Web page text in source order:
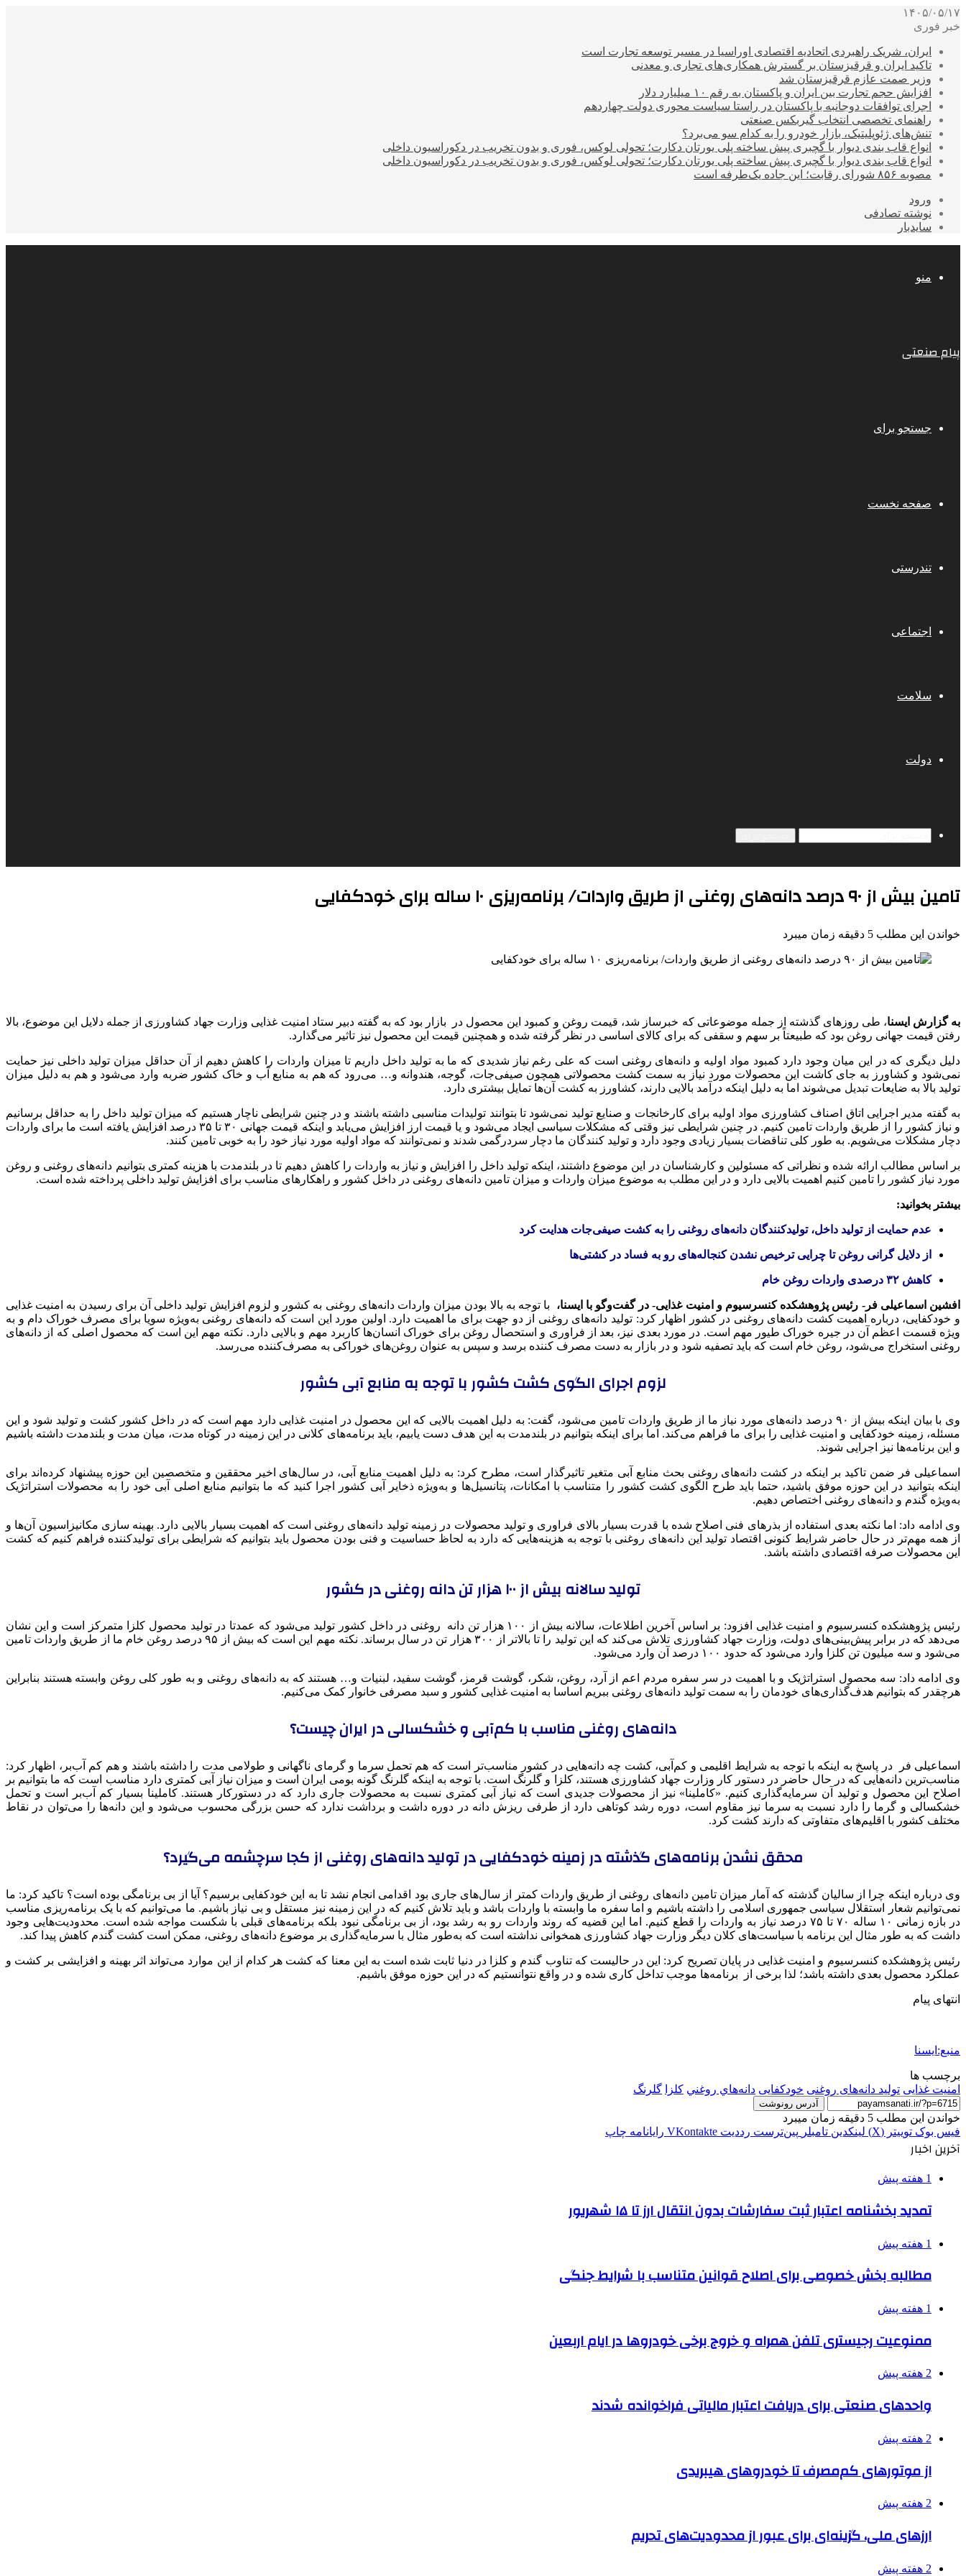
۱۴۰۵/۰۵/۱۷
خبر فوری
ایران، شریک راهبردی اتحادیه اقتصادی اوراسیا در مسیر توسعه تجارت است
تاکید ایران و قرقیزستان بر گسترش همکاری‌های تجاری و معدنی
وزیر صمت عازم قرقیزستان شد
افزایش حجم تجارت بین ایران و پاکستان به رقم ۱۰ میلیارد دلار
اجرای توافقات دوجانبه با پاکستان در راستا سیاست محوری دولت چهاردهم
راهنمای تخصصی انتخاب گیربکس صنعتی
تنش‌های ژئوپلیتیک، بازار خودرو را به کدام سو می‌برد؟
انواع قاب بندی دیوار با گچبری پیش ساخته پلی یورتان دکارت؛ تحولی لوکس، فوری و بدون تخریب در دکوراسیون داخلی
انواع قاب بندی دیوار با گچبری پیش ساخته پلی یورتان دکارت؛ تحولی لوکس، فوری و بدون تخریب در دکوراسیون داخلی
مصوبه ۸۵۶ شورای رقابت؛ این جاده یک‌طرفه است
ورود
نوشته تصادفی
سایدبار
منو
پیام صنعتی
جستجو برای
صفحه نخست
تندرستی
اجتماعی
سلامت
دولت
تامین بیش از ۹۰ درصد دانه‌های روغنی از طریق واردات/ برنامه‌ریزی ۱۰ ساله برای خودکفایی
خواندن این مطلب 5 دقیقه زمان میبرد
به گزارش ایسنا، طی روزهای گذشته از جمله موضوعاتی که خبرساز شد، قیمت روغن و کمبود این محصول در بازار بود که به گفته دبیر ستاد امنیت غذایی وزارت جهاد کشاورزی از جمله دلایل این موضوع، بالا
رفتن قیمت جهانی روغن بود که طبیعتاً بر سهم و سقفی که برای کالای اساسی در نظر گرفته شده و همچنین قیمت این محصول نیز تاثیر می‌گذارد.
دلیل دیگری که در این میان وجود دارد کمبود مواد اولیه و دانه‌های روغنی است که علی رغم نیاز شدیدی که ما به تولید داخل داریم تا میزان واردات را کاهش دهیم از آن حداقل میزان تولید داخلی نیز حمایت
نمی‌شود و کشاورز به جای کاشت این محصولات مورد نیاز به سمت کشت محصولاتی همچون صیفی‌جات، گوجه، هندوانه و… می‌رود که هم به منابع آب و خاک کشور ضربه وارد می‌شود و هم به دلیل میزان
تولید بالا به ضایعات تبدیل می‌شوند اما به دلیل اینکه درآمد بالایی دارند، کشاورز به کشت آن‌ها تمایل بیشتری دارد.
به گفته مدیر اجرایی اتاق اصناف کشاورزی مواد اولیه برای کارخانجات و صنایع تولید نمی‌شود تا بتوانند تولیدات مناسبی داشته باشند و در چنین شرایطی ناچار هستیم که میزان تولید داخل را به حداقل برسانیم
و نیاز کشور را از طریق واردات تامین کنیم. در چنین شرایطی نیز وقتی که مشکلات سیاسی ایجاد می‌شود و یا قیمت ارز افزایش می‌یابد و اینکه قیمت جهانی ۳۰ تا ۳۵ درصد افزایش یافته است ما برای واردات
دچار مشکلات می‌شویم. به طور کلی تناقضات بسیار زیادی وجود دارد و تولید کنندگان ما دچار سردرگمی شدند و نمی‌توانند که مواد اولیه مورد نیاز خود را به خوبی تامین کنند.
بر اساس مطالب ارائه شده و نظراتی که مسئولین و کارشناسان در این موضوع داشتند، اینکه تولید داخل را افزایش و نیاز به واردات را کاهش دهیم تا در بلندمدت با هزینه کمتری بتوانیم دانه‌های روغنی و روغن
مورد نیاز کشور را تامین کنیم اهمیت بالایی دارد و در این مطلب به موضوع میزان واردات و میزان تامین دانه‌های روغنی در داخل کشور و راهکارهای مناسب برای افزایش تولید داخلی پرداخته شده است.
بیشتر بخوانید:
عدم حمایت از تولید داخل، تولیدکنندگان دانه‌های روغنی را به کشت صیفی‌جات هدایت کرد
از دلایل گرانی روغن تا چرایی ترخیص نشدن کنجاله‌های رو به فساد در کشتی‌ها
کاهش ۳۲ درصدی واردات روغن خام
افشین اسماعیلی فر- رئیس پژوهشکده کنسرسیوم و امنیت غذایی- در گفت‌وگو با ایسنا،
با توجه به بالا بودن میزان واردات دانه‌های روغنی به کشور و لزوم افزایش تولید داخلی آن برای رسیدن به امنیت غذایی
و خودکفایی، درباره اهمیت کشت دانه‌های روغنی در کشور اظهار کرد: تولید دانه‌های روغنی از دو جهت برای ما اهمیت دارد. اولین مورد این است که دانه‌های روغنی به‌ویژه سویا برای مصرف خوراک دام و به
ویژه قسمت اعظم آن در جیره خوراک طیور مهم است. در مورد بعدی نیز، بعد از فراوری و استحصال روغن برای خوراک انسان‌ها کاربرد مهم و بالایی دارد. نکته مهم این است که محصول اصلی که از دانه‌های
روغنی استخراج می‌شود، روغن خام است که باید تصفیه شود و در بازار به دست مصرف کننده برسد و سپس به عنوان روغن‌های خوراکی به مصرف‌کننده می‌رسد.
لزوم اجرای الگوی کشت کشور با توجه به منابع آبی کشور
وی با بیان اینکه بیش از ۹۰ درصد دانه‌های مورد نیاز ما از طریق واردات تامین می‌شود، گفت: به دلیل اهمیت بالایی که این محصول در امنیت غذایی دارد مهم است که در داخل کشور کشت و تولید شود و این
مسئله، زمینه خودکفایی و امنیت غذایی را برای ما فراهم می‌کند. اما برای اینکه بتوانیم در بلندمدت به این هدف دست یابیم، باید برنامه‌های کلانی در این زمینه در کوتاه مدت، میان مدت و بلندمدت داشته باشیم
و این برنامه‌ها نیز اجرایی شوند.
اسماعیلی فر ضمن تاکید بر اینکه در کشت دانه‌های روغنی بحث منابع آبی متغیر تاثیرگذار است، مطرح کرد: به دلیل اهمیت منابع آبی، در سال‌های اخیر محققین و متخصصین این حوزه پیشنهاد کرده‌اند برای
اینکه بتوانید در این حوزه موفق باشید، حتما باید طرح الگوی کشت کشور را متناسب با امکانات، پتانسیل‌ها و به‌ویژه ذخایر آبی کشور اجرا کنید که ما بتوانیم منابع اصلی آبی خود را به محصولات استراتژیک
به‌ویژه گندم و دانه‌های روغنی اختصاص دهیم.
وی ادامه داد: اما نکته بعدی استفاده از بذرهای فنی اصلاح شده با قدرت بسیار بالای فراوری و تولید محصولات در زمینه تولید دانه‌های روغنی است که اهمیت بسیار بالایی دارد. بهینه سازی مکانیزاسیون آن‌ها و
از همه مهم‌تر در حال حاضر شرایط کنونی اقتصاد تولید این دانه‌های روغنی با توجه به هزینه‌هایی که دارد به لحاظ حساسیت و فنی بودن محصول باید بتوانیم که شرایطی برای تولیدکننده فراهم کنیم که کشت
این محصولات صرفه اقتصادی داشته باشد.
تولید سالانه بیش از ۱۰۰ هزار تن دانه روغنی در کشور
رئیس پژوهشکده کنسرسیوم و امنیت غذایی افزود: بر اساس آخرین اطلاعات، سالانه بیش از ۱۰۰ هزار تن دانه روغنی در داخل کشور تولید می‌شود که عمدتا در تولید محصول کلزا متمرکز است و این نشان
می‌دهد که در برابر پیش‌بینی‌های دولت، وزارت جهاد کشاورزی تلاش می‌کند که این تولید را تا بالاتر از ۳۰۰ هزار تن در سال برساند. نکته مهم این است که بیش از ۹۵ درصد روغن خام ما از طریق واردات تامین
می‌شود و سه میلیون تن کلزا وارد می‌شود که حدود ۱۰۰ درصد آن وارد می‌شود.
وی ادامه داد: سه محصول استراتژیک و با اهمیت در سر سفره مردم اعم از آرد، روغن، شکر، گوشت قرمز، گوشت سفید، لبنیات و… هستند که به دانه‌های روغنی و به طور کلی روغن وابسته هستند بنابراین
هرچقدر که بتوانیم هدف‌گذاری‌های خودمان را به سمت تولید دانه‌های روغنی ببریم اساسا به امنیت غذایی کشور و سبد مصرفی خانوار کمک می‌کنیم.
دانه‌های روغنی مناسب با کم‌آبی و خشکسالی در ایران چیست؟
اسماعیلی فر در پاسخ به اینکه با توجه به شرایط اقلیمی و کم‌آبی، کشت چه دانه‌هایی در کشور مناسب‌تر است که هم تحمل سرما و گرمای ناگهانی و طولامی مدت را داشته باشند و هم کم آب‌بر، اظهار کرد:
مناسب‌ترین دانه‌هایی که در حال حاضر در دستور کار وزارت جهاد کشاورزی هستند، کلزا و گلرنگ است. با توجه به اینکه گلرنگ گونه بومی ایران است و میزان نیاز آبی کمتری دارد مناسب است که ما بتوانیم بر
اصلاح این محصول و تولید آن سرمایه‌گذاری کنیم. «کاملینا» نیز از محصولات جدیدی است که نیاز آبی کمتری نسبت به محصولات جاری دارد که در دستورکار هستند. کاملینا بسیار کم ‌آب‌بر است و تحمل
خشکسالی و گرما را دارد نسبت به سرما نیز مقاوم است، دوره رشد کوتاهی دارد از طرفی ریزش دانه در دوره داشت و برداشت ندارد که حسن بزرگی محسوب می‌شود و این دانه‌ها را می‌توان در نقاط
مختلف کشور با اقلیم‌های متفاوتی که دارند کشت کرد.
محقق نشدن برنامه‌های گذشته در زمینه خودکفایی در تولید دانه‌های روغنی از کجا سرچشمه می‌گیرد؟
وی درباره اینکه چرا از سالیان گذشته که آمار میزان تامین دانه‌های روغنی از طریق واردات کمتر از سال‌های جاری بود اقدامی انجام نشد تا به این خودکفایی برسیم؟ آیا از بی برنامگی بوده است؟ تاکید کرد: ما
نمی‌توانیم شعار استقلال سیاسی جمهوری اسلامی را داشته باشیم و اما سفره‌ ما وابسته با واردات باشد و باید تلاش کنیم که در این زمینه نیز مستقل و بی نیاز باشیم. ما می‌توانیم که با یک برنامه‌ریزی مناسب
در بازه زمانی ۱۰ ساله ۷۰ تا ۷۵ درصد نیاز به واردات را قطع کنیم. اما این قضیه که روند واردات رو به رشد بود، از بی برنامگی نبود بلکه برنامه‌های قبلی با شکست مواجه شده است. محدودیت‌هایی وجود
داشت که به طور مثال این برنامه با سیاست‌های کلان دیگر وزارت جهاد کشاورزی همخوانی نداشته است که به‌طور مثال با سرمایه‌گذاری بر موضوع دانه‌های روغنی، ممکن است کشت گندم کاهش پیدا کند.
رئیس پژوهشکده کنسرسیوم و امنیت غذایی در پایان تصریح کرد: این در حالیست که تناوب گندم و کلزا در دنیا ثابت شده است به این معنا که کشت هر کدام از این موارد می‌تواند اثر بهینه و افزایشی بر کشت و
عملکرد محصول بعدی داشته باشد؛ لذا برخی از برنامه‌ها موجب تداخل کاری شده و در واقع نتوانستیم که در این حوزه موفق باشیم.
انتهای پیام
منبع:ایسنا
برچسب ها
امنیت غذایی تولید دانه‌های روغنی خودکفایی دانه‌هاي روغني کلزا گلرنگ
آدرس رونوشت
خواندن این مطلب 5 دقیقه زمان میبرد
فیس بوک توییتر (X) لینکدین ‫تامبلر ‫پین‌ترست ‫رددیت ‫VKontakte رایانامه چاپ
آخرین اخبار
1 هفته پیش
تمدید بخشنامه اعتبار ثبت سفارشات بدون انتقال ارز تا ۱۵ شهریور
1 هفته پیش
مطالبه بخش خصوصی برای اصلاح قوانین متناسب با شرایط جنگی
1 هفته پیش
ممنوعیت رجیستری تلفن همراه و خروج برخی خودروها در ایام اربعین
2 هفته پیش
واحدهای صنعتی برای دریافت اعتبار مالیاتی فراخوانده شدند
2 هفته پیش
از موتورهای کم‌مصرف تا خودروهای هیبریدی
2 هفته پیش
ارزهای ملی، گزینه‌ای برای عبور از محدودیت‌های تحریم
2 هفته پیش